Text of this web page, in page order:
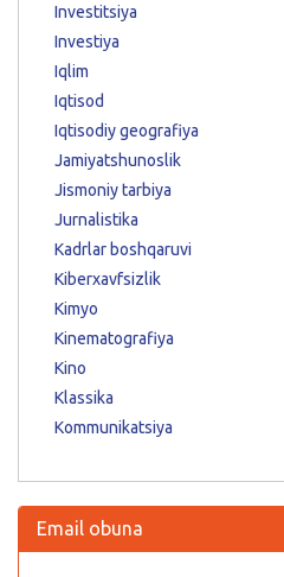
Investitsiya
Investiya
Iqlim
Iqtisod
Iqtisodiy geografiya
Jamiyatshunoslik
Jismoniy tarbiya
Jurnalistika
Kadrlar boshqaruvi
Kiberxavfsizlik
Kimyo
Kinematografiya
Kino
Klassika
Kommunikatsiya
Email obuna